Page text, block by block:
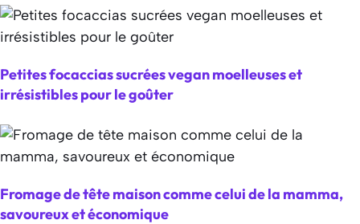
Petites focaccias sucrées vegan moelleuses et
irrésistibles pour le goûter
Fromage de tête maison comme celui de la mamma,
savoureux et économique